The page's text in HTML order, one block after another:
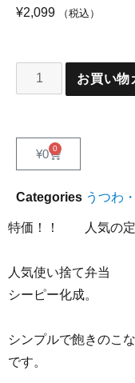
¥2,099 （税込）
お買い物
¥0 0
Categories うつわ
特価！！ 人気の定
人気使い捨て弁当
シーピー化成。
シンプルで飽きのこ
です。